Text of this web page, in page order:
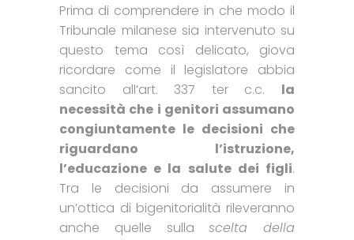
Prima di comprendere in che modo il
Tribunale milanese sia intervenuto su
questo tema così delicato, giova
ricordare come il legislatore abbia
sancito all’art. 337 ter c.c. la
necessità che i genitori assumano
congiuntamente le decisioni che
riguardano l’istruzione,
l’educazione e la salute dei figli.
Tra le decisioni da assumere in
un’ottica di bigenitorialità rileveranno
anche quelle sullascelta della